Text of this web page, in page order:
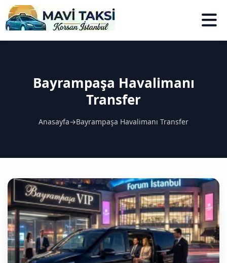
Bayrampaşa Havalimanı
Transfer
Anasayfa→Bayrampaşa Havalimanı Transfer